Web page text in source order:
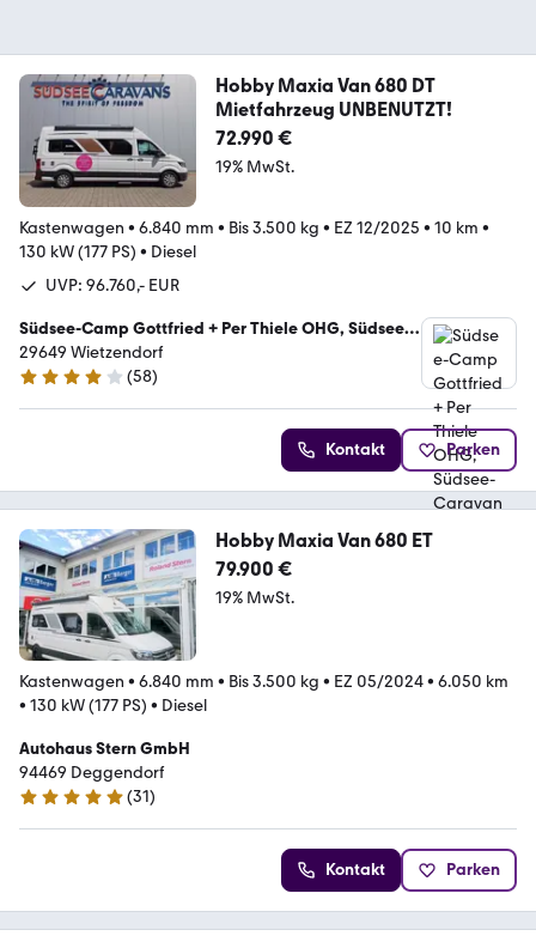
Hobby Maxia Van 680 DT
Mietfahrzeug UNBENUTZT!
72.990 €
19% MwSt.
Kastenwagen • 6.840 mm • Bis 3.500 kg • EZ 12/2025 • 10 km •
130 kW (177 PS) • Diesel
UVP: 96.760,- EUR
Südsee-Camp Gottfried + Per Thiele OHG, Südsee-
Caravans
29649 Wietzendorf
3.9 Sterne
(58)
Kontakt Parken
Hobby Maxia Van 680 ET
79.900 €
19% MwSt.
Kastenwagen • 6.840 mm • Bis 3.500 kg • EZ 05/2024• 6.050 km
• 130 kW (177 PS) • Diesel
Autohaus Stern GmbH
94469 Deggendorf
5 Sterne
(31)
Kontakt Parken